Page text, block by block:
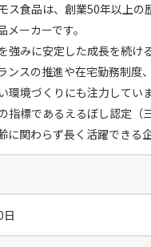
ス食品は、創業50年以上の
メーカーです。
強みに安定した成長を続け
ンスの推進や在宅勤務制度
環境づくりにも注力していま
指標であるえるぼし認定（
に関わらず長く活躍できる企